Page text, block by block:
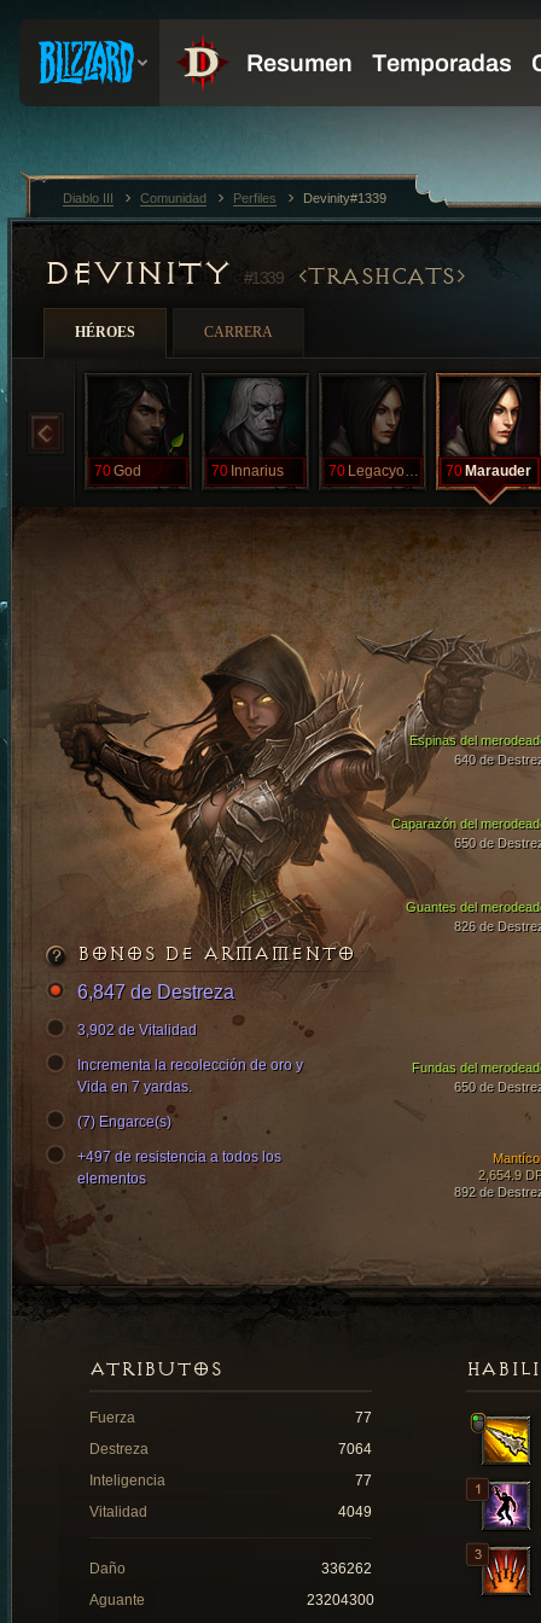
DEVINITY#1339 TRASHCATS
HÉROES CARRERA
70God 70 Innarius 70 LegacyoDream 70 Marauder
Caparazón del
650 de
Guantes del
826 de
Espinas del
640 de
Fundas del
650 de
2,654.9
892 de
BONOS DE ARMAMENTO
6,847 de Destreza
3,902 de Vitalidad
Incrementa la recolección de oro y
Vida en 7 yardas.
(7) Engarce(s)
+497 de resistencia a todos los
elementos
ATRIBUTOS
Fuerza
77
Destreza
7064
Inteligencia
77
Vitalidad
4049
Daño
336262
Aguante
23204300
Diablo III Comunidad Perfiles Devinity#1339